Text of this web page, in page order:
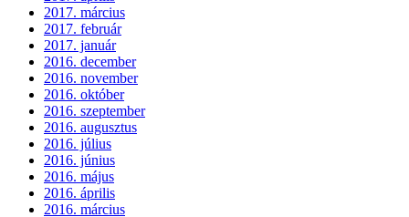
2017. március
2017. február
2017. január
2016. december
2016. november
2016. október
2016. szeptember
2016. augusztus
2016. július
2016. június
2016. május
2016. április
2016. március